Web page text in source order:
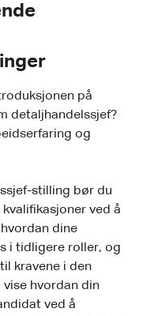
på
detaljhandelssjef?
og
stilling bør du
ved å
dine
i tidligere roller, og
kravene i den
hvordan din
ved å